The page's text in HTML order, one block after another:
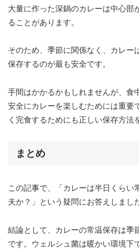
大量に作った深鍋のカレーは中心部
ることがあります。
そのため、季節に関係なく、カレー
保存するのが最も安全です。
手間はかかるかもしれませんが、食
安全にカレーを楽しむためには重要
く完食するためにも正しい保存方法
まとめ
この記事で、「カレーは半日くらい
夫か？」という疑問にお答えしまし
結論として、カレーの常温保存は季
です。ウェルシュ菌は暖かい環境下